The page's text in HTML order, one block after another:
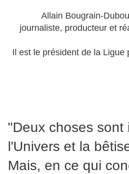
Allain Bougrain-
journaliste, producteur et
Il est le président de la Ligue
"Deux choses sont
l'Univers et la
Mais, en ce qui